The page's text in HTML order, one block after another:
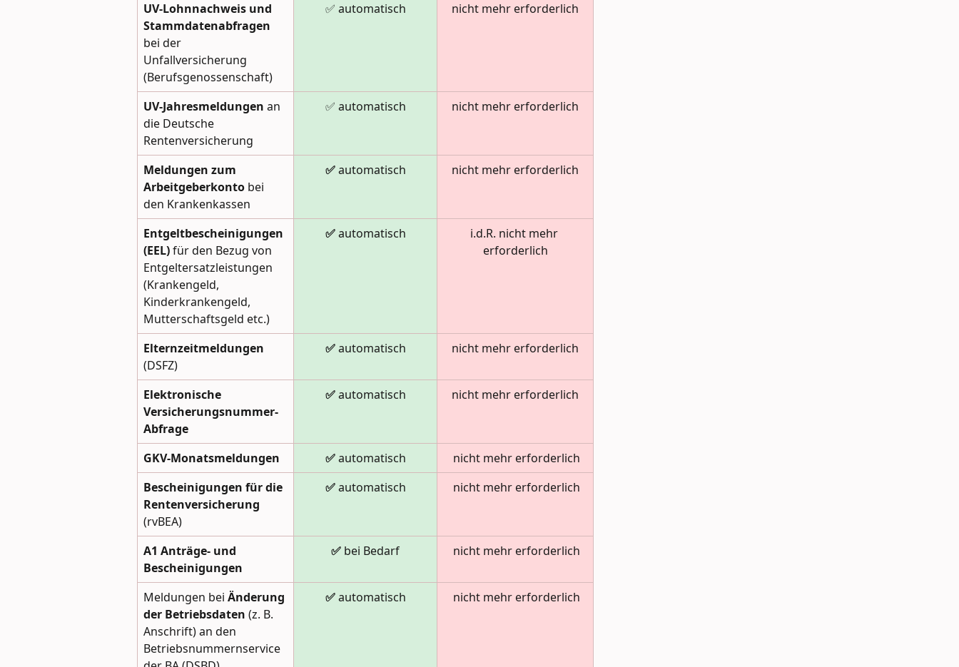
UV-Lohnnachweis und
Stammdatenabfragen
bei der
Unfallversicherung
(Berufsgenossenschaft)
✅ automatisch nicht mehr erforderlich
UV-Jahresmeldungen an
die Deutsche
Rentenversicherung
✅ automatisch nicht mehr erforderlich
Meldungen zum
Arbeitgeberkonto bei
den Krankenkassen
✅ automatisch nicht mehr erforderlich
Entgeltbescheinigungen
(EEL) für den Bezug von
Entgeltersatzleistungen
(Krankengeld,
Kinderkrankengeld,
Mutterschaftsgeld etc.)
✅ automatisch
i.d.R. nicht mehr
erforderlich
Elternzeitmeldungen
(DSFZ)
✅ automatisch nicht mehr erforderlich
Elektronische
Versicherungsnummer-
Abfrage
✅ automatisch nicht mehr erforderlich
GKV-Monatsmeldungen ✅ automatisch
nicht mehr erforderlich
Bescheinigungen für die
Rentenversicherung
(rvBEA)
✅ automatisch nicht mehr erforderlich
A1 Anträge- und
Bescheinigungen
✅ bei Bedarf nicht mehr erforderlich
Meldungen bei Änderung
der Betriebsdaten (z. B.
Anschrift) an den
Betriebsnummernservice
✅ automatisch nicht mehr erforderlich